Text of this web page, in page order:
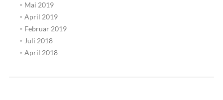
Mai 2019
April 2019
Februar 2019
Juli 2018
April 2018